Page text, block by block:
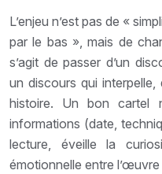
L’enjeu n’est pas de «
par le bas », mais de
s’agit de passer d’un
un discours qui
histoire. Un bon cartel
informations (date,
lecture, éveille la
émotionnelle entre